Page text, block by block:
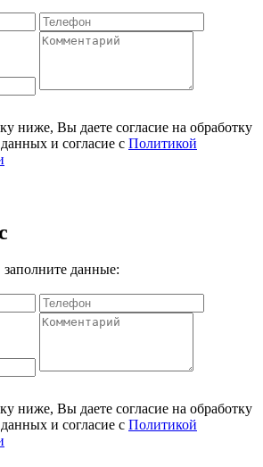
ниже, Вы даете согласие на обработку
и согласие с Политикой
заполните данные:
ниже, Вы даете согласие на обработку
и согласие с Политикой